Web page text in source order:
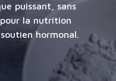
puissant, sans
la nutrition
hormonal.